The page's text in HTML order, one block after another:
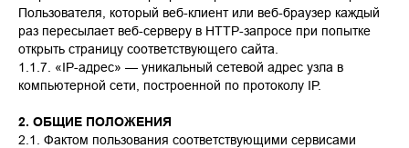
Пользователя, который веб-клиент или веб-браузер каждый
раз пересылает веб-серверу в HTTP-запросе при попытке
открыть страницу соответствующего сайта.
1.1.7. «IP-адрес» — уникальный сетевой адрес узла в
компьютерной сети, построенной по протоколу IP.
2. ОБЩИЕ ПОЛОЖЕНИЯ
2.1. Фактом пользования соответствующими сервисами